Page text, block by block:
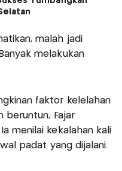
malah jadi
melakukan
faktor kelelahan
beruntun, Fajar
menilai kekalahan kali
padat yang dijalani.